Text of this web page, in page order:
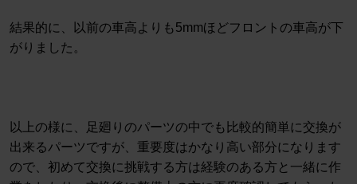
結果的に、以前の車高よりも5mmほどフロントの車高が下
がりました。
以上の様に、足廻りのパーツの中でも比較的簡単に交換が
出来るパーツですが、重要度はかなり高い部分になります
ので、初めて交換に挑戦する方は経験のある方と一緒に作